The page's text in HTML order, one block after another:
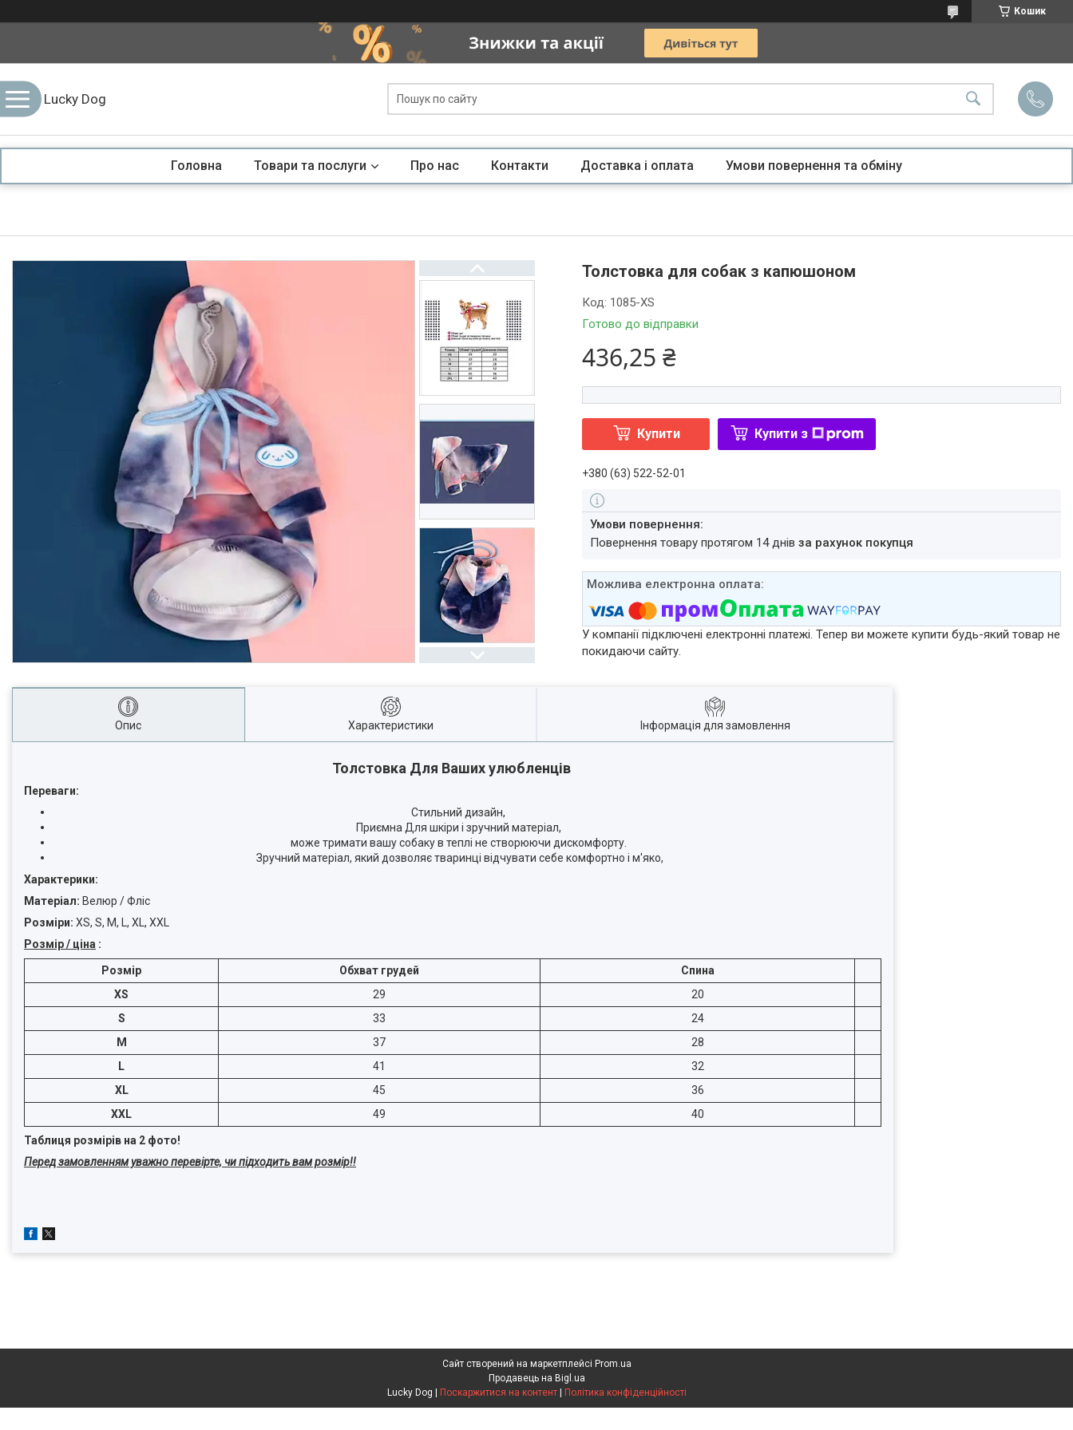
Кошик
Lucky Dog
Головна Товари та послуги Про нас Контакти Доставка і оплата Умови повернення та обміну
Толстовка для собак з капюшоном
Готово до відправки
Код: 1085-XS
436,25 ₴
Купити Купити з
+380 (63) 522-52-01
повернення товару протягом 14 днівза рахунок покупця
У компанії підключені електронні платежі. Тепер ви можете купити будь-який товар не
покидаючи сайту.
Опис Характеристики Інформація для замовлення
Толстовка Для Ваших улюбленців
Переваги:
Стильний дизайн,
Приємна Для шкіри і зручний матеріал,
може тримати вашу собаку в теплі не створюючи дискомфорту.
Зручний матеріал, який дозволяє тваринці відчувати себе комфортно і м'яко,
Характерики:
Матеріал: Велюр / Фліс
Розміри: XS, S, M, L, XL, XXL
Розмір / ціна :
Розмір Обхват грудей
Спина
XS
29
20
S
33
24
M
37
28
L
41
32
XL
45
36
XXL
49 40
Таблиця розмірів на 2 фото!
Перед замовленням уважно перевірте, чи підходить вам розмір!!
Сайт створений на маркетплейсі Prom.ua
Продавець на Bigl.ua
Поскаржитися на контент Політика конфіденційності